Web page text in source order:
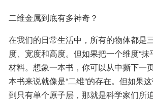
二维金属到底有多神奇？
在我们的日常生活中，所有的物体都是
度、宽度和高度。但如果把一个维度“抹
材料。想象一本书，你可以从中撕下一
本书来说就像是“二维”的存在。但如果
到只有单个原子层，那就是科学家们所